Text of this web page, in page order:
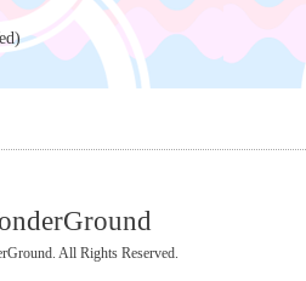
. All Rights Reserved.